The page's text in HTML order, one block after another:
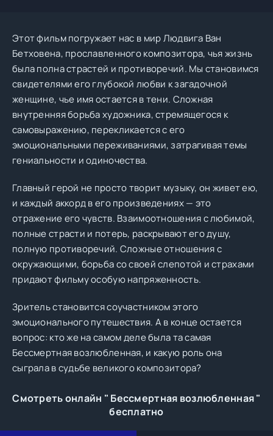
Этот фильм погружает нас в мир Людвига Ван
Бетховена, прославленного композитора, чья жизнь
была полна страстей и противоречий. Мы становимся
свидетелями его глубокой любви к загадочной
женщине, чье имя остается в тени. Сложная
внутренняя борьба художника, стремящегося к
самовыражению, перекликается с его
эмоциональными переживаниями, затрагивая темы
гениальности и одиночества.
Главный герой не просто творит музыку, он живет ею,
и каждый аккорд в его произведениях — это
отражение его чувств. Взаимоотношения с любимой,
полные страсти и потерь, раскрывают его душу,
полную противоречий. Сложные отношения с
окружающими, борьба со своей слепотой и страхами
придают фильму особую напряженность.
Зритель становится соучастником этого
эмоционального путешествия. А в конце остается
вопрос: кто же на самом деле была та самая
Бессмертная возлюбленная, и какую роль она
сыграла в судьбе великого композитора?
Смотреть онлайн " Бессмертная возлюбленная "
бесплатно